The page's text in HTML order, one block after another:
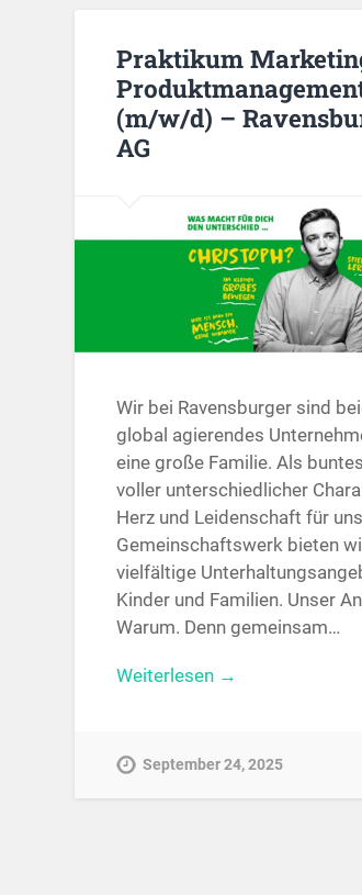
Praktikum
(m/w/d) –
AG
Wir bei Ravensburger sind
global agierendes
eine große Familie. Als
voller unterschiedlicher
Herz und Leidenschaft für
Gemeinschaftswerk bieten
vielfältige
Kinder und Familien. Unser
Warum. Denn gemeinsam…
Weiterlesen →
September 24, 2025